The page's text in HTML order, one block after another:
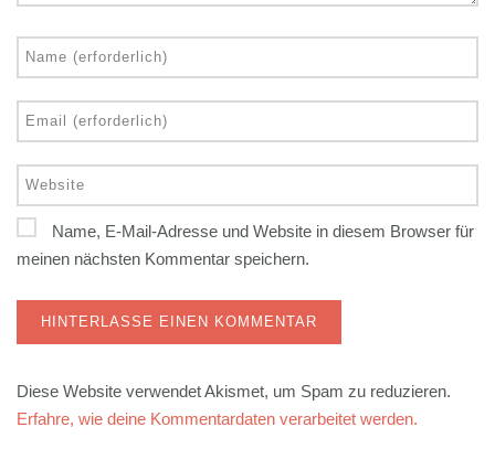
Name, E-Mail-Adresse und Website in diesem Browser für
meinen nächsten Kommentar speichern.
Diese Website verwendet Akismet, um Spam zu reduzieren.
Erfahre, wie deine Kommentardaten verarbeitet werden.